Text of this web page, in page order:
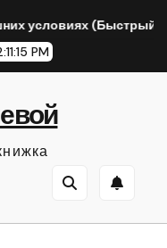
(Быстрый ответ
PM